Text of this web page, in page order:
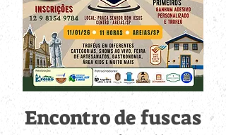
Encontro de fuscas